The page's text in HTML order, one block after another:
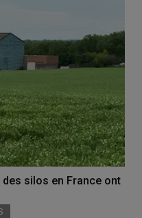
silos en France ont